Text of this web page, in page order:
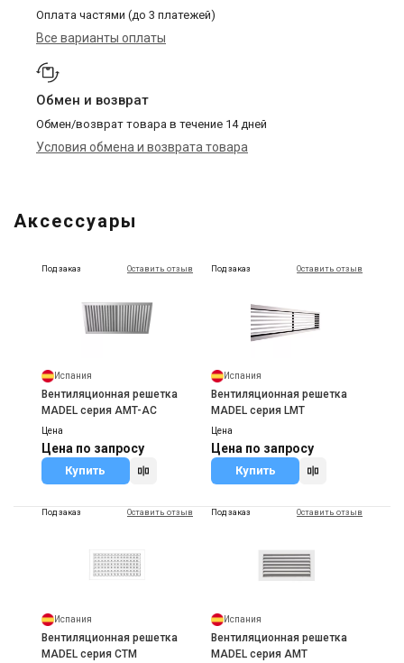
Оплата частями (до 3 платежей)
Все варианты оплаты
Обмен и возврат
Обмен/возврат товара в течение 14 дней
Условия обмена и возврата товара
Аксессуары
Под заказ Оставить отзыв
Испания
Вентиляционная решетка
MADEL серия AMT-AC
Цена
Цена по запросу
Купить
Под заказ Оставить отзыв
Испания
Вентиляционная решетка
MADEL серия LMT
Цена
Цена по запросу
Купить
Под заказ Оставить отзыв
Испания
Вентиляционная решетка
MADEL серия CTM
Под заказ Оставить отзыв
Испания
Вентиляционная решетка
MADEL серия AMT